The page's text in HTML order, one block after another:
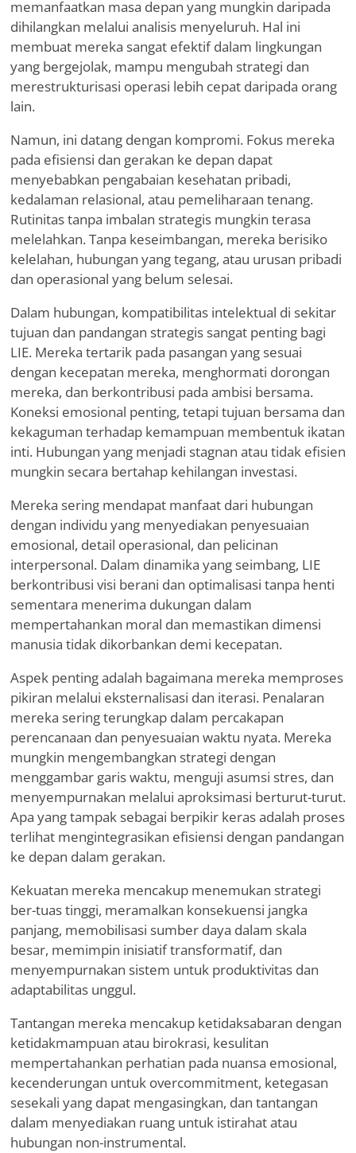
memanfaatkan masa depan yang mungkin daripada
dihilangkan melalui analisis menyeluruh. Hal ini
membuat mereka sangat efektif dalam lingkungan
yang bergejolak, mampu mengubah strategi dan
merestrukturisasi operasi lebih cepat daripada orang
lain.
Namun, ini datang dengan kompromi. Fokus mereka
pada efisiensi dan gerakan ke depan dapat
menyebabkan pengabaian kesehatan pribadi,
kedalaman relasional, atau pemeliharaan tenang.
Rutinitas tanpa imbalan strategis mungkin terasa
melelahkan. Tanpa keseimbangan, mereka berisiko
kelelahan, hubungan yang tegang, atau urusan pribadi
dan operasional yang belum selesai.
Dalam hubungan, kompatibilitas intelektual di sekitar
tujuan dan pandangan strategis sangat penting bagi
LIE. Mereka tertarik pada pasangan yang sesuai
dengan kecepatan mereka, menghormati dorongan
mereka, dan berkontribusi pada ambisi bersama.
Koneksi emosional penting, tetapi tujuan bersama dan
kekaguman terhadap kemampuan membentuk ikatan
inti. Hubungan yang menjadi stagnan atau tidak efisien
mungkin secara bertahap kehilangan investasi.
Mereka sering mendapat manfaat dari hubungan
dengan individu yang menyediakan penyesuaian
emosional, detail operasional, dan pelicinan
interpersonal. Dalam dinamika yang seimbang, LIE
berkontribusi visi berani dan optimalisasi tanpa henti
sementara menerima dukungan dalam
mempertahankan moral dan memastikan dimensi
manusia tidak dikorbankan demi kecepatan.
Aspek penting adalah bagaimana mereka memproses
pikiran melalui eksternalisasi dan iterasi. Penalaran
mereka sering terungkap dalam percakapan
perencanaan dan penyesuaian waktu nyata. Mereka
mungkin mengembangkan strategi dengan
menggambar garis waktu, menguji asumsi stres, dan
menyempurnakan melalui aproksimasi berturut-turut.
Apa yang tampak sebagai berpikir keras adalah proses
terlihat mengintegrasikan efisiensi dengan pandangan
ke depan dalam gerakan.
Kekuatan mereka mencakup menemukan strategi
ber-tuas tinggi, meramalkan konsekuensi jangka
panjang, memobilisasi sumber daya dalam skala
besar, memimpin inisiatif transformatif, dan
menyempurnakan sistem untuk produktivitas dan
adaptabilitas unggul.
Tantangan mereka mencakup ketidaksabaran dengan
ketidakmampuan atau birokrasi, kesulitan
mempertahankan perhatian pada nuansa emosional,
kecenderungan untuk overcommitment, ketegasan
sesekali yang dapat mengasingkan, dan tantangan
dalam menyediakan ruang untuk istirahat atau
hubungan non-instrumental.